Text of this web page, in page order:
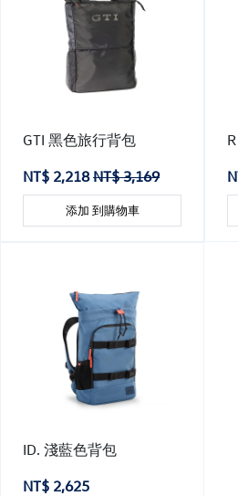
GTI 黑色旅行背包
NT$ 2,218NT$ 3,169
添加 到購物車
ID. 淺藍色背包
NT$ 2,625